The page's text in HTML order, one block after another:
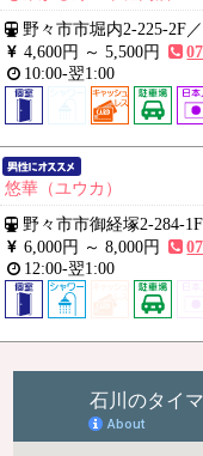
野々市市堀内2-225-2F／
4,600円 ～5,500円
10:00-翌1:00
悠華（ユウカ）
野々市市御経塚2-284-1F
6,000円 ～8,000円
12:00-翌1:00